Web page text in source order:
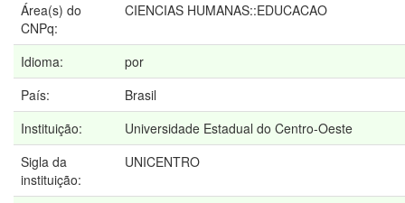
Área(s) do
CNPq:
CIENCIAS HUMANAS::EDUCACAO
Idioma:
por
País:
Brasil
Instituição:
Universidade Estadual do Centro-Oeste
Sigla da
instituição:
UNICENTRO